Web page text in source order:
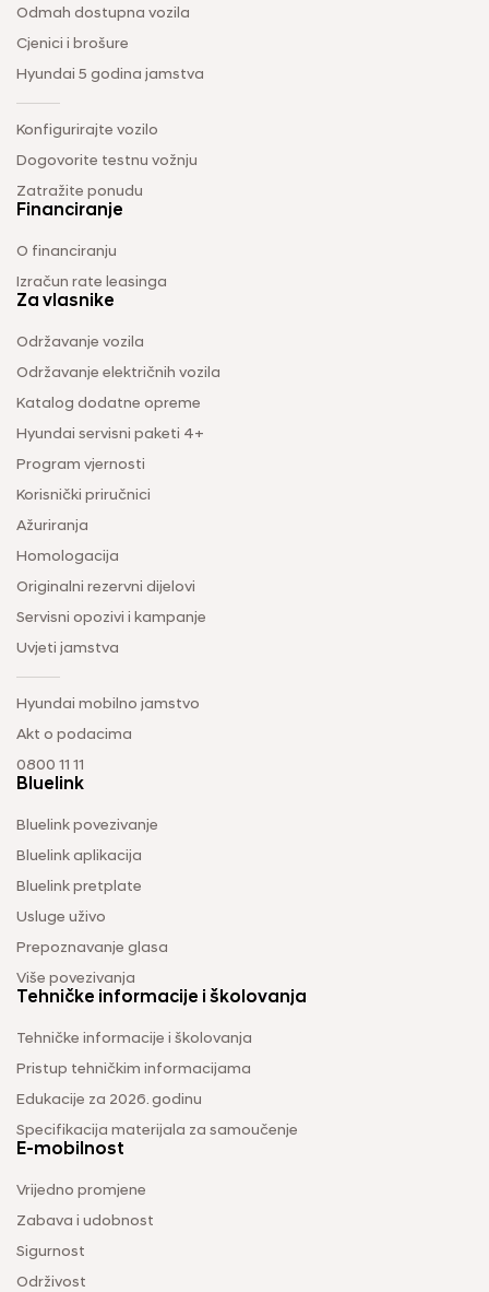
Odmah dostupna vozila
Cjenici i brošure
Hyundai 5 godina jamstva
Konfigurirajte vozilo
Dogovorite testnu vožnju
Zatražite ponudu
Financiranje
O financiranju
Izračun rate leasinga
Za vlasnike
Održavanje vozila
Održavanje električnih vozila
Katalog dodatne opreme
Hyundai servisni paketi 4+
Program vjernosti
Korisnički priručnici
Ažuriranja
Homologacija
Originalni rezervni dijelovi
Servisni opozivi i kampanje
Uvjeti jamstva
Hyundai mobilno jamstvo
Akt o podacima
0800 11 11
Bluelink
Bluelink povezivanje
Bluelink aplikacija
Bluelink pretplate
Usluge uživo
Prepoznavanje glasa
Više povezivanja
Tehničke informacije i školovanja
Tehničke informacije i školovanja
Pristup tehničkim informacijama
Edukacije za 2026. godinu
Specifikacija materijala za samoučenje
E-mobilnost
Vrijedno promjene
Zabava i udobnost
Sigurnost
Održivost